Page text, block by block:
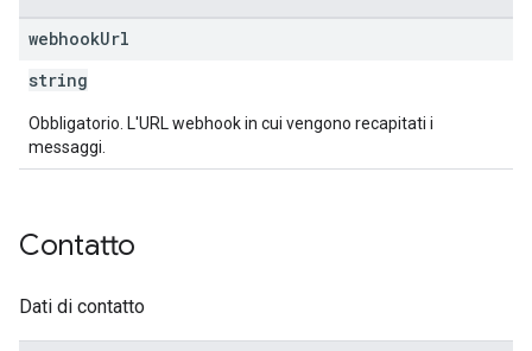
webhookUrl
string
Obbligatorio. L'URL webhook in cui vengono recapitati i
messaggi.
Contatto
Dati di contatto